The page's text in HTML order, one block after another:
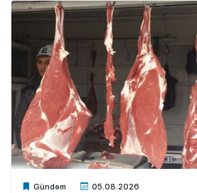
Gündəm 05.08.2026
Xalq.Online